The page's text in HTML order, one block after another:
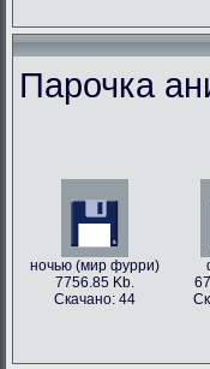
Парочка
ночью (мир фурри)
7756.85 Kb.
Скачано: 44